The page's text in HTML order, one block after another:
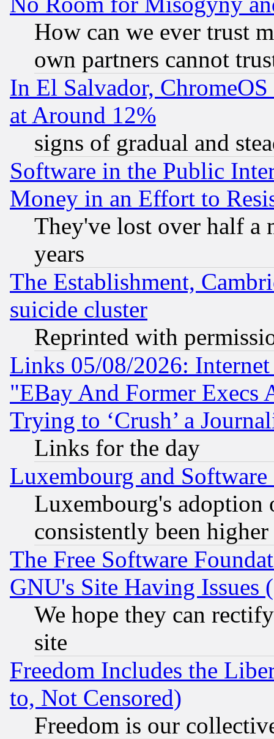
How can we ever trust
own partners cannot
In El Salvador,
at Around 12%
signs of gradual and
Software in the Public
Money in an Effort to
They've lost over half a
years
The Establishment,
suicide cluster
Reprinted with
Links 05/08/2026:
"EBay And Former Execs
Trying to ‘Crush’ a
Links for the day
Luxembourg and Software
Luxembourg's
consistently been
The Free Software
GNU's Site Having Issues
We hope they can
site
Freedom Includes the
to, Not Censored)
Freedom is our